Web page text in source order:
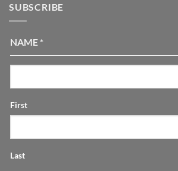
SUBSCRIBE
NAME *
First
Last